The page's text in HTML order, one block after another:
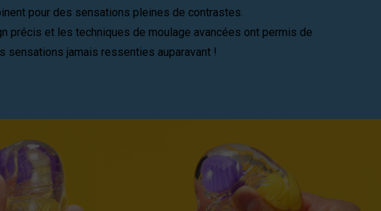
pour des sensations pleines de contrastes.
précis et les techniques de moulage avancées ont permis de
sensations jamais ressenties auparavant !